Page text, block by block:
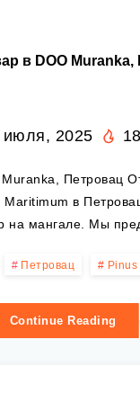
в DOO
июля, 2025 18
Muranka, Петровац
Maritimum в
на мангале. Мы
Петровац
Continue Reading